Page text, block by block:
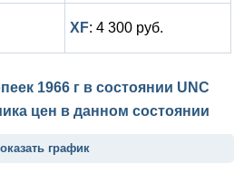
XF: 4 300 руб.
1966 г в состоянии UNC
цен в данном состоянии
график